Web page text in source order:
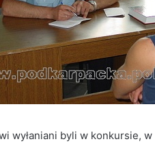
wyłaniani byli w konkursie,